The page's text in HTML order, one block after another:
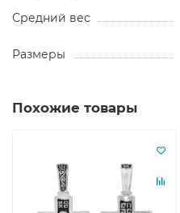
Средний вес
Размеры
Похожие товары